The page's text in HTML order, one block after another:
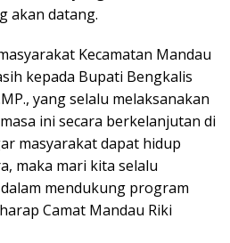
akan datang.
Kecamatan Mandau
kepada Bupati Bengkalis
yang selalu melaksanakan
ini secara berkelanjutan di
masyarakat dapat hidup
maka mari kita selalu
mendukung program
Camat Mandau Riki